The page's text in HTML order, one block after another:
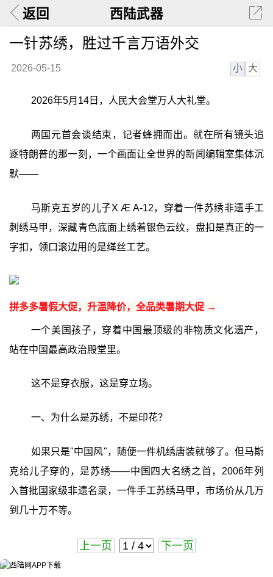
返回 西陆武器
一针苏绣，胜过千言万语外交
2026-05-15 小 大
2026年5月14日，人民大会堂万人大礼堂。
两国元首会谈结束，记者蜂拥而出。就在所有镜头追
逐特朗普的那一刻，一个画面让全世界的新闻编辑室集体沉
默——
马斯克五岁的儿子X Æ A-12，穿着一件苏绣非遗手工
刺绣马甲，深藏青色底面上绣着银色云纹，盘扣是真正的一
字扣，领口滚边用的是缂丝工艺。
拼多多暑假大促，升温降价，全品类暑期大促 →
一个美国孩子，穿着中国最顶级的非物质文化遗产，
站在中国最高政治殿堂里。
这不是穿衣服，这是穿立场。
一、为什么是苏绣，不是印花？
如果只是"中国风"，随便一件机绣唐装就够了。但马斯
克给儿子穿的，是苏绣——中国四大名绣之首，2006年列
入首批国家级非遗名录，一件手工苏绣马甲，市场价从几万
到几十万不等。
上一页 下一页